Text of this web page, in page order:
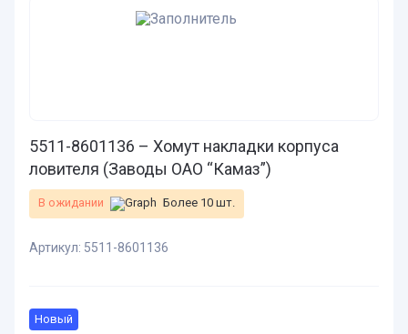
5511-8601136 – Хомут накладки корпуса
ловителя (Заводы ОАО “Камаз”)
В ожидании Более 10 шт.
Артикул: 5511-8601136
Новый